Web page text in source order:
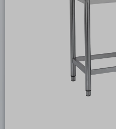
Bufety, drop-in,
vodní lázně
REDFOX 600